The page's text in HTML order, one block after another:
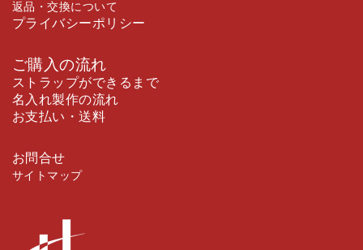
返品・交換について
プライバシーポリシー
ご購入の流れ
ストラップができるまで
名入れ製作の流れ
お支払い・送料
お問合せ
サイトマップ